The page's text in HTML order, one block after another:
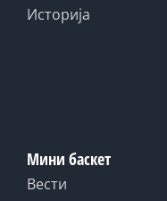
Историја
Мини баскет
Вести